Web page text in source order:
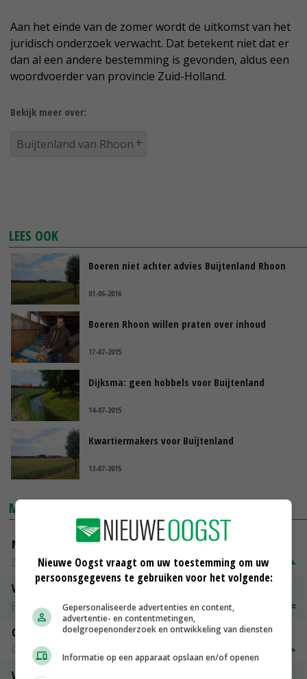
Aan het einde van de zomer wordt de uitkomst van het
juridisch onderzoek verwacht. Dat betekent niet dat er
dan al een andere bestemming is gevonden, aldus een
woordvoerder van provincie Zuid-Holland.
Bekijk meer over:
Buijtenland van Rhoon
LEES OOK
Boeren niet achter advies Buijtenland Rhoon
01-06-2016
Boeren Rhoon willen praten over inhoud
17-07-2015
Dijksma: geen hobbels voor Buijtenland
14-07-2015
Kwartiermakers voor Buijtenland
13-07-2015
MARKTPRIJZEN
Magere melkpoeder
Zuivel NL
€ 269,00 € 7,00
Vleeskuikens 2001-2600 gr
Barneveld
€ 1,09
Gerst
Groningen
Volle melkpoeder
Nieuwe Oogst vraagt om uw toestemming om uw
persoonsgegevens te gebruiken voor het volgende:
Gepersonaliseerde advertenties en content,
advertentie- en contentmetingen,
doelgroepenonderzoek en ontwikkeling van diensten
Informatie op een apparaat opslaan en/of openen